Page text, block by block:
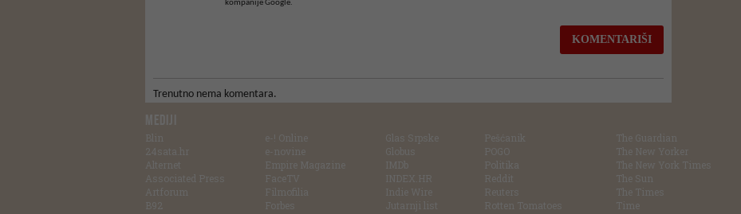
kompanije Google.
Trenutno nema komentara.
MEDIJI
Blin
24sata.hr
Alternet
Associated Press
Artforum
B92
e-! Online
e-novine
Empire Magazine
FaceTV
Filmofilia
Forbes
Glas Srpske
Globus
IMDb
INDEX.HR
Indie Wire
Jutarnji list
Pešćanik
POGO
Politika
Reddit
Reuters
Rotten Tomatoes
The Guardian
The New Yorker
The New York Times
The Sun
The Times
Time